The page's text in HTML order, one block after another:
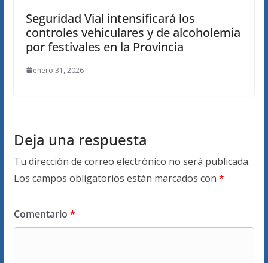
Seguridad Vial intensificará los
controles vehiculares y de alcoholemia
por festivales en la Provincia
enero 31, 2026
Deja una respuesta
Tu dirección de correo electrónico no será publicada.
Los campos obligatorios están marcados con *
Comentario *